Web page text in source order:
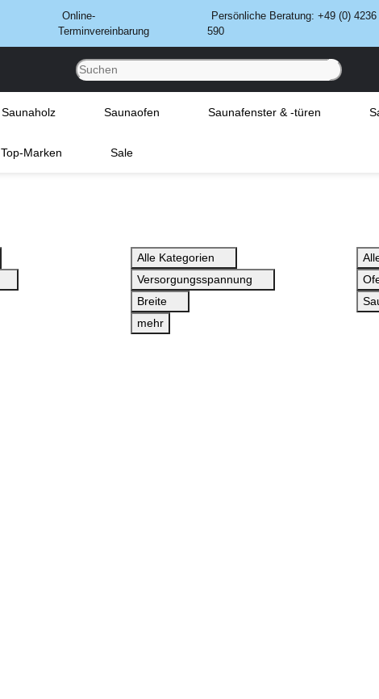
Online-
Terminvereinbarung
Persönliche Beratung: +49 (0)
590
Saunaholz Saunaofen Saunafenster & -türen
Top-Marken Sale
Alle Kategorien
Versorgungsspannung
Breite
mehr